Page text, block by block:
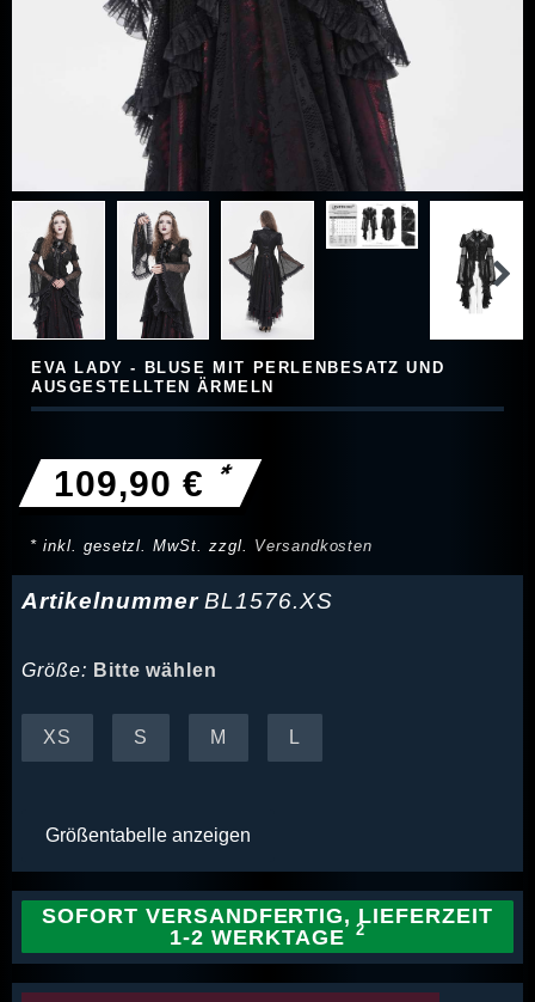
EVA LADY - BLUSE MIT PERLENBESATZ UND
AUSGESTELLTEN ÄRMELN
109,90 € *
* inkl. gesetzl. MwSt. zzgl. Versandkosten
ArtikelnummerBL1576.XS
Größe: Bitte wählen
XS S M L
Größentabelle anzeigen
SOFORT VERSANDFERTIG, LIEFERZEIT
1-2 WERKTAGE